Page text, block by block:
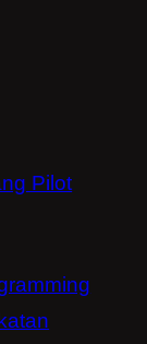
Pilot